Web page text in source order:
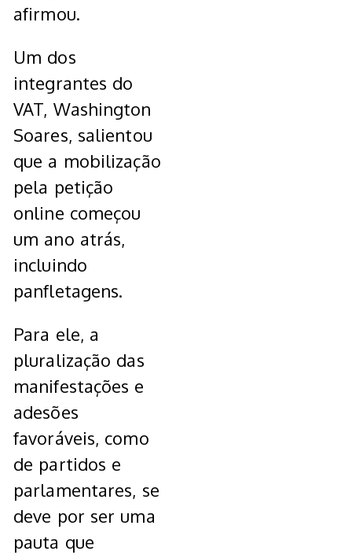
afirmou.
Um dos
integrantes do
VAT, Washington
Soares, salientou
que a mobilização
pela petição
online começou
um ano atrás,
incluindo
panfletagens.
Para ele, a
pluralização das
manifestações e
adesões
favoráveis, como
de partidos e
parlamentares, se
deve por ser uma
pauta que